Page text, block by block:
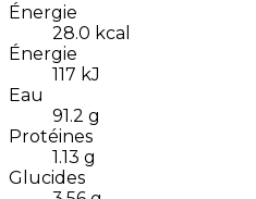
Énergie
28.0 kcal
Énergie
117 kJ
Eau
91.2 g
Protéines
1.13 g
Glucides